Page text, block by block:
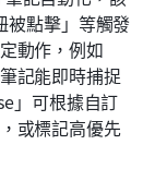
被點擊」等觸發
動作，例如
記能即時捕捉
」可根據自訂
或標記高優先